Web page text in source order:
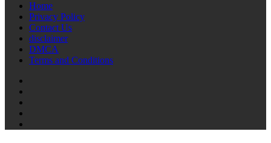
Home
Privacy Policy
Contact Us
disclaimer
DMCA
Terms and Conditions